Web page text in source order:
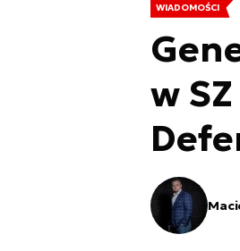
WIADOMOŚCI
w